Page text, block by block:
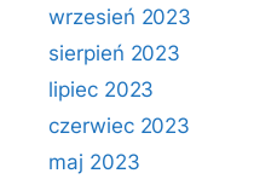
wrzesień 2023
sierpień 2023
lipiec 2023
czerwiec 2023
maj 2023